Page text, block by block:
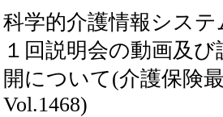
科学的介護情報システ
１回説明会の動画及
開について(介護保険
Vol.1468)